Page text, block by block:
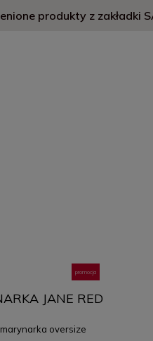
produkty z zakładki
JANE RED
oversize
promocja